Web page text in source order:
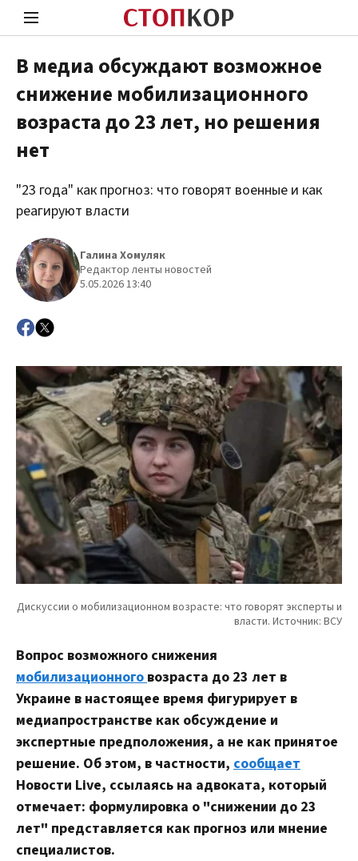
Стоп Политической Коррупции
В медиа обсуждают возможное
снижение мобилизационного
возраста до 23 лет, но решения
нет
"23 года" как прогноз: что говорят военные и как
реагируют власти
Галина Хомуляк
Редактор ленты новостей
5.05.2026 13:40
Вопрос возможного снижения
мобилизационного возраста до 23 лет в
Украине в настоящее время фигурирует в
медиапространстве как обсуждение и
экспертные предположения, а не как принятое
решение. Об этом, в частности, сообщает
Новости Live, ссылаясь на адвоката, который
отмечает: формулировка о "снижении до 23
лет" представляется как прогноз или мнение
специалистов.